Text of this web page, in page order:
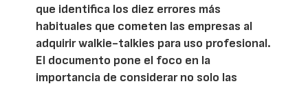
que identifica los diez errores más
habituales que cometen las empresas al
adquirir walkie-talkies para uso profesional.
El documento pone el foco en la
importancia de considerar no solo las